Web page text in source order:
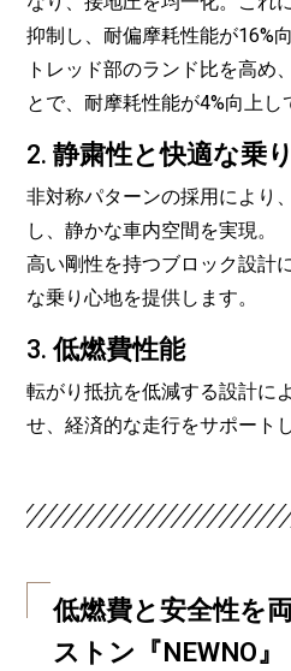
抑制し、耐偏摩耗性能が16%
トレッド部のランド比を高め
とで、耐摩耗性能が4%向上し
2. 静粛性と快適な乗
非対称パターンの採用により
し、静かな車内空間を実現。
高い剛性を持つブロック設計
な乗り心地を提供します。
3. 低燃費性能
転がり抵抗を低減する設計に
せ、経済的な走行をサポート
低燃費と安全性を
ストン『NEWNO』